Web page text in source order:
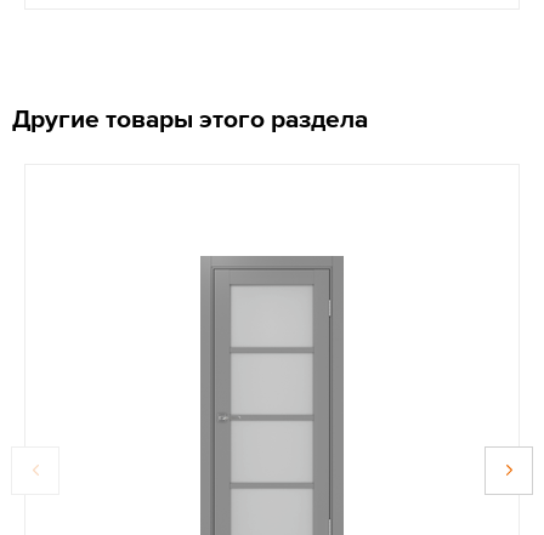
Другие товары этого раздела